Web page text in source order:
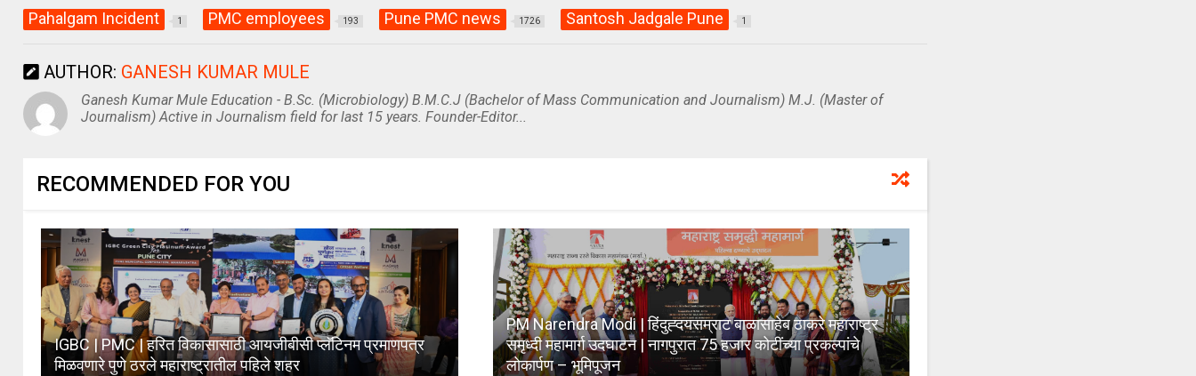
Pahalgam Incident 1 PMC employees 193 Pune PMC news 1726 Santosh Jadgale Pune 1
AUTHOR: GANESH KUMAR MULE
Ganesh Kumar Mule Education - B.Sc. (Microbiology) B.M.C.J (Bachelor of Mass Communication and Journalism) M.J. (Master of
Journalism) Active in Journalism field for last 15 years. Founder-Editor...
RECOMMENDED FOR YOU
IGBC | PMC | हरित विकासासाठी आयजीबीसी प्लॅटिनम प्रमाणपत्र
मिळवणारे पुणे ठरले महाराष्ट्रातील पहिले शहर
PM Narendra Modi | हिंदुह्दयसम्राट बाळासाहेब ठाकरे महाराष्ट्र
समृध्दी महामार्ग उदघाटन | नागपुरात 75 हजार कोटींच्या प्रकल्पांचे
लोकार्पण – भूमिपूजन